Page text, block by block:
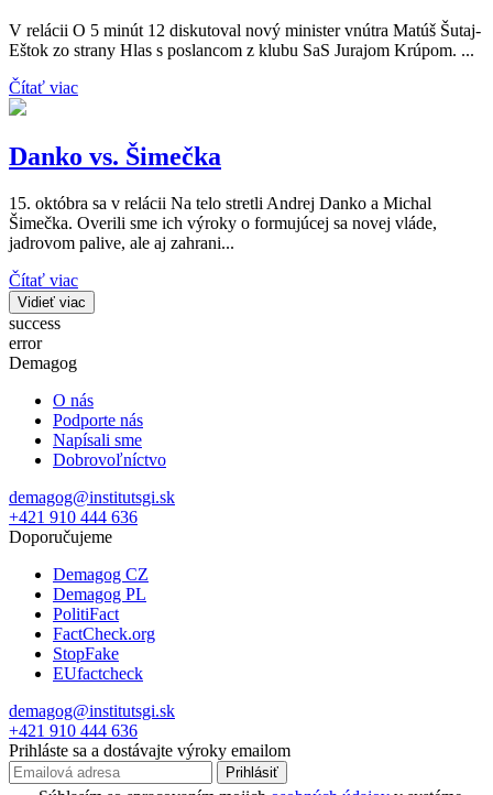
V relácii O 5 minút 12 diskutoval nový minister vnútra Matúš Šutaj-
Eštok zo strany Hlas s poslancom z klubu SaS Jurajom Krúpom. ...
Čítať viac
Danko vs. Šimečka
15. októbra sa v relácii Na telo stretli Andrej Danko a Michal
Šimečka. Overili sme ich výroky o formujúcej sa novej vláde,
jadrovom palive, ale aj zahrani...
Čítať viac
Vidieť viac
success
error
Demagog
O nás
Podporte nás
Napísali sme
Dobrovoľníctvo
demagog@institutsgi.sk
+421 910 444 636
Doporučujeme
Demagog CZ
Demagog PL
PolitiFact
FactCheck.org
StopFake
EUfactcheck
demagog@institutsgi.sk
+421 910 444 636
Prihláste sa a dostávajte výroky emailom
Prihlásiť